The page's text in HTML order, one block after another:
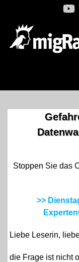
Stoppen Sie das
>>
Liebe Leserin,
die Frage ist nicht